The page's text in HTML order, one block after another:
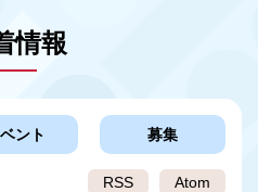
情報
RSS Atom
ント 募集